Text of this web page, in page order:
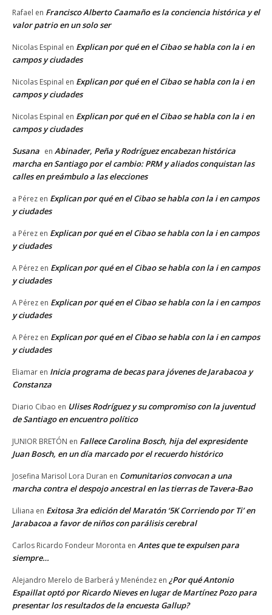
Rafael en Francisco Alberto Caamaño es la conciencia histórica y el
valor patrio en un solo ser
Nicolas Espinal en Explican por qué en el Cibao se habla con la i en
campos y ciudades
Nicolas Espinal en Explican por qué en el Cibao se habla con la i en
campos y ciudades
Nicolas Espinal en Explican por qué en el Cibao se habla con la i en
campos y ciudades
Susana en Abinader, Peña y Rodríguez encabezan histórica
marcha en Santiago por el cambio: PRM y aliados conquistan las
calles en preámbulo a las elecciones
a Pérez en Explican por qué en el Cibao se habla con la i en campos
y ciudades
a Pérez en Explican por qué en el Cibao se habla con la i en campos
y ciudades
A Pérez en Explican por qué en el Cibao se habla con la i en campos
y ciudades
A Pérez en Explican por qué en el Cibao se habla con la i en campos
y ciudades
A Pérez en Explican por qué en el Cibao se habla con la i en campos
y ciudades
Eliamar en Inicia programa de becas para jóvenes de Jarabacoa y
Constanza
Diario Cibao en Ulises Rodríguez y su compromiso con la juventud
de Santiago en encuentro político
JUNIOR BRETÓN en Fallece Carolina Bosch, hija del expresidente
Juan Bosch, en un día marcado por el recuerdo histórico
Josefina Marisol Lora Duran en Comunitarios convocan a una
marcha contra el despojo ancestral en las tierras de Tavera-Bao
Liliana en Exitosa 3ra edición del Maratón ‘5K Corriendo por Ti’ en
Jarabacoa a favor de niños con parálisis cerebral
Carlos Ricardo Fondeur Moronta en Antes que te expulsen para
siempre…
Alejandro Merelo de Barberá y Menéndez en ¿Por qué Antonio
Espaillat optó por Ricardo Nieves en lugar de Martínez Pozo para
presentar los resultados de la encuesta Gallup?